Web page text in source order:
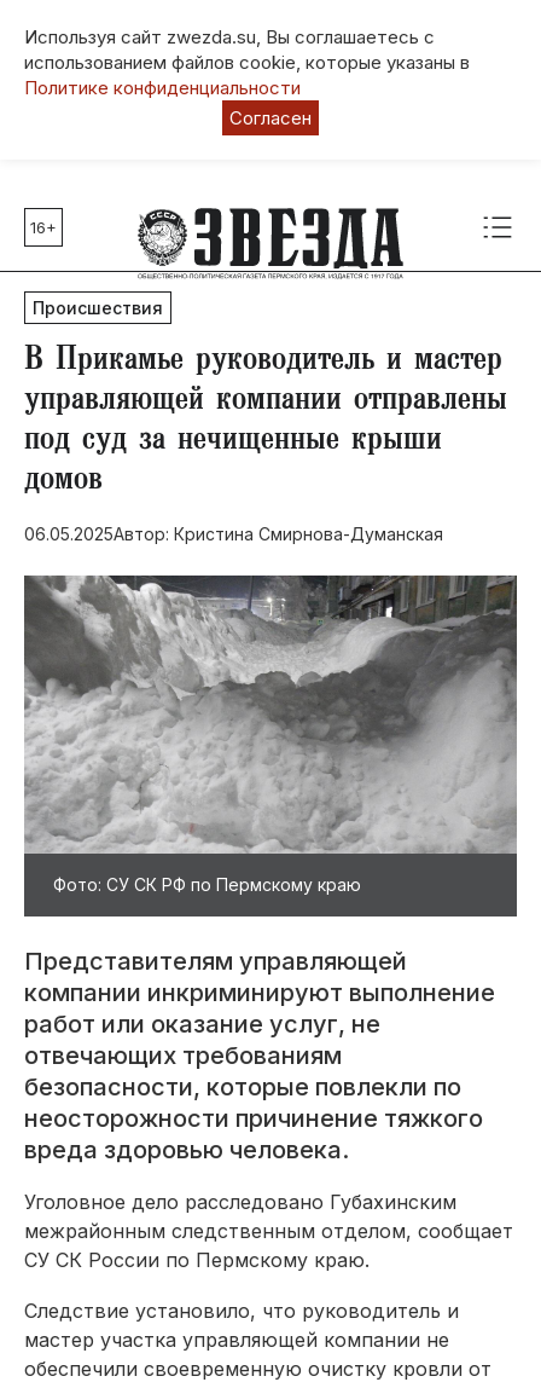
Используя сайт zwezda.su, Вы соглашаетесь с
использованием файлов cookie, которые указаны в
Политике конфиденциальности
Согласен
Главные темы
80 лет Победы
Молодежная столица РФ
СВО
Выборы в Пермском крае
Социальная поддержка
Инфраструктура
Благоустройство
16+
Происшествия
​В Прикамье руководитель и мастер
управляющей компании отправлены
под суд за нечищенные крыши
домов
06.05.2025Автор: Кристина Смирнова-Думанская
Фото: СУ СК РФ по Пермскому краю
Представителям управляющей
компании инкриминируют выполнение
работ или оказание услуг, не
отвечающих требованиям
безопасности, которые повлекли по
неосторожности причинение тяжкого
вреда здоровью человека.
Уголовное дело расследовано Губахинским
межрайонным следственным отделом, сообщает
СУ СК России по Пермскому краю.
Следствие установило, что руководитель и
мастер участка управляющей компании не
обеспечили своевременную очистку кровли от